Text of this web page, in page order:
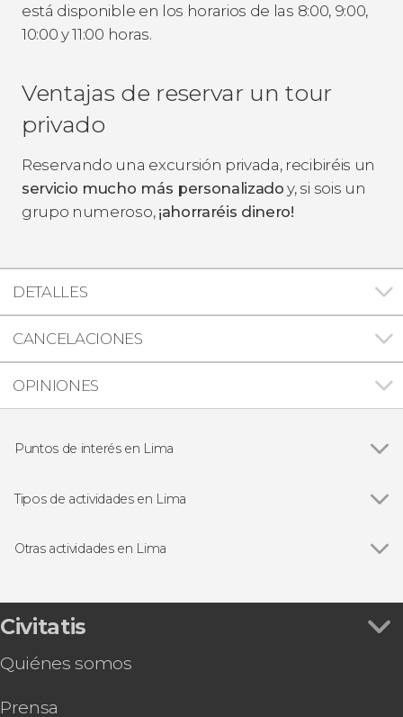
está disponible en los horarios de las 8:00, 9:00,
10:00 y 11:00 horas.
Ventajas de reservar un tour
privado
Reservando una excursión privada, recibiréis un
servicio mucho más personalizado y, si sois un
grupo numeroso, ¡ahorraréis dinero!
DETALLES
CANCELACIONES
OPINIONES
Puntos de interés en Lima
Miraflores
Convento de Santo Domingo
Tipos de actividades en Lima
Free tours en Lima
Excursiones de varios días desde Lima
Tour en bicicleta en Lima
Senderismo / Trekking
Otras actividades en Lima
Excursión de 2 días a Paracas y Huacachina
Autobús entre el aeropuerto y Lima
Tour por Lima + Visita al Museo de Oro del Perú
Tour de los fantasmas del cementerio
Civitatis
Quiénes somos
Prensa